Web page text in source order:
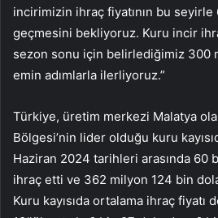
incirimizin ihraç fiyatının bu seyirle
geçmesini bekliyoruz. Kuru incir
sezon sonu için belirlediğimiz 300
emin adımlarla ilerliyoruz.”
Türkiye, üretim merkezi Malatya
Bölgesi’nin lider olduğu kuru
Haziran 2024 tarihleri arasında 60
ihraç etti ve 362 milyon 124 bin
Kuru kayısıda ortalama ihraç fiyatı